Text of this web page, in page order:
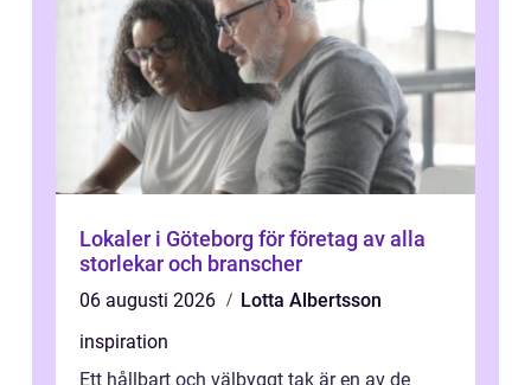
Lokaler i Göteborg för företag av alla
storlekar och branscher
06 augusti 2026
Lotta Albertsson
inspiration
Ett hållbart och välbyggt tak är en av de